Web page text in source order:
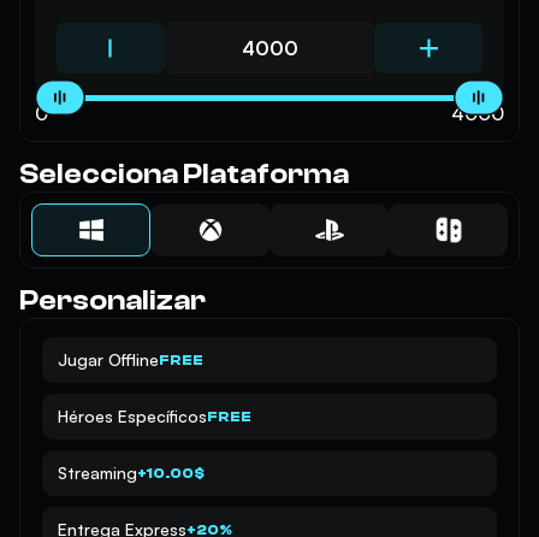
0 4000
Selecciona Plataforma
Personalizar
Jugar OfflineFREE
Héroes EspecíficosFREE
Streaming+10.00$
Entrega Express+20%